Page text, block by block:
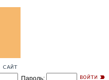
Пароль: